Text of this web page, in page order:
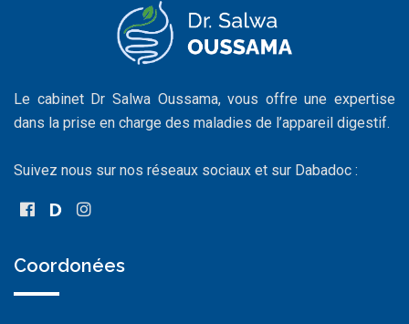
Le cabinet Dr Salwa Oussama, vous offre une expertise
dans la prise en charge des maladies de l’appareil digestif.
Suivez nous sur nos réseaux sociaux et sur Dabadoc :
Coordonées